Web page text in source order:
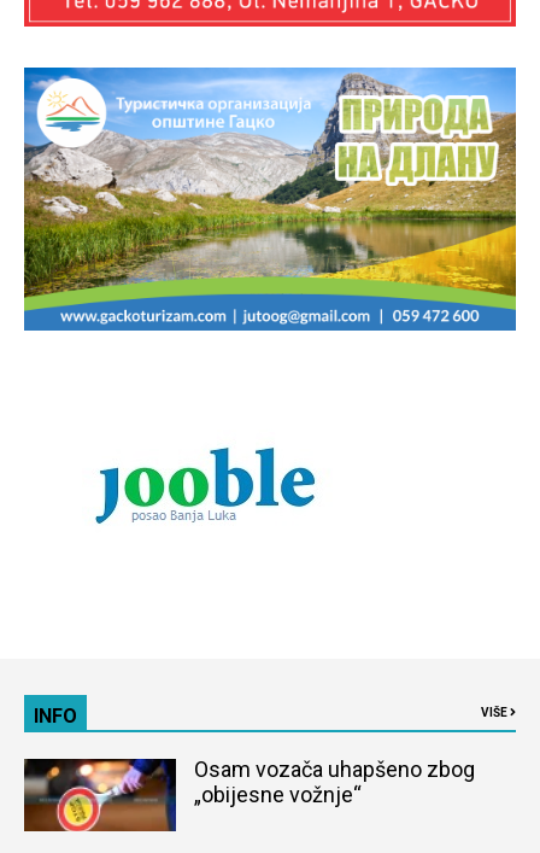
INFO VIŠE
Osam vozača uhapšeno zbog
„obijesne vožnje“